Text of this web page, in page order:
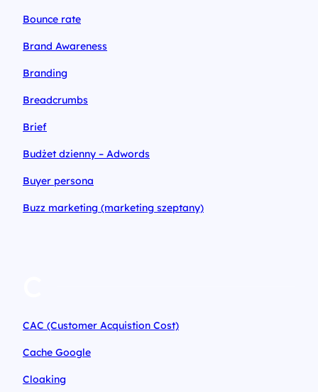
Bounce rate
Brand Awareness
Branding
Breadcrumbs
Brief
Budżet dzienny – Adwords
Buyer persona
Buzz marketing (marketing szeptany)
CAC (Customer Acquistion Cost)
Cache Google
Cloaking